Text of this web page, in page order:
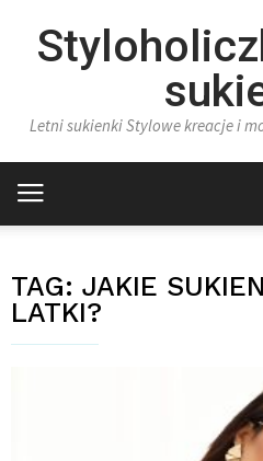
Letni sukienki Stylowe kreacje i
TAG: JAKIE
LATKI?